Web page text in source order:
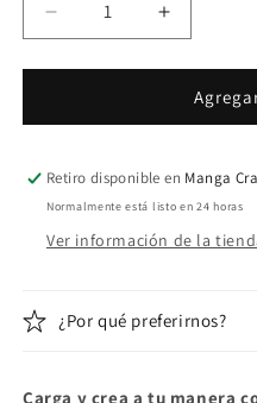
Reducir
cantidad
para
Digital
ESR
con
Magnética
Aumentar
cantidad
para
Lápiz
Digital
ESR
con
Retiro disponible en Manga
Normalmente está listo en 24 horas
Ver información de la
¿Por qué preferirnos?
Carga y crea a tu manera